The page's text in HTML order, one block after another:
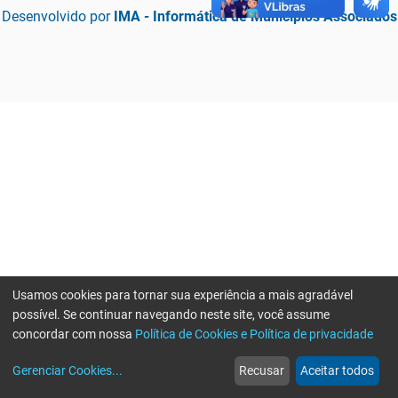
Desenvolvido por IMA - Informática de Municípios Associados
web
Notícias
more_horiz
Mais
Usamos cookies para tornar sua experiência a mais agradável
possível. Se continuar navegando neste site, você assume
concordar com nossa Política de Cookies e Política de privacidade
Gerenciar Cookies... Recusar Aceitar todos
Erro ao enviar informações, por favor tente novamente